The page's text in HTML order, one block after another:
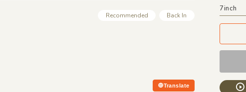
Recommended Back In
Translate
7inch